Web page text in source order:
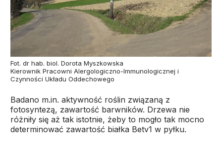
Fot. dr hab. biol. Dorota Myszkowska
Kierownik Pracowni Alergologiczno-Immunologicznej i
Czynności Układu Oddechowego
Badano m.in. aktywność roślin związaną z
fotosyntezą, zawartość barwników. Drzewa nie
różniły się aż tak istotnie, żeby to mogło tak mocno
determinować zawartość białka Betv1 w pyłku.